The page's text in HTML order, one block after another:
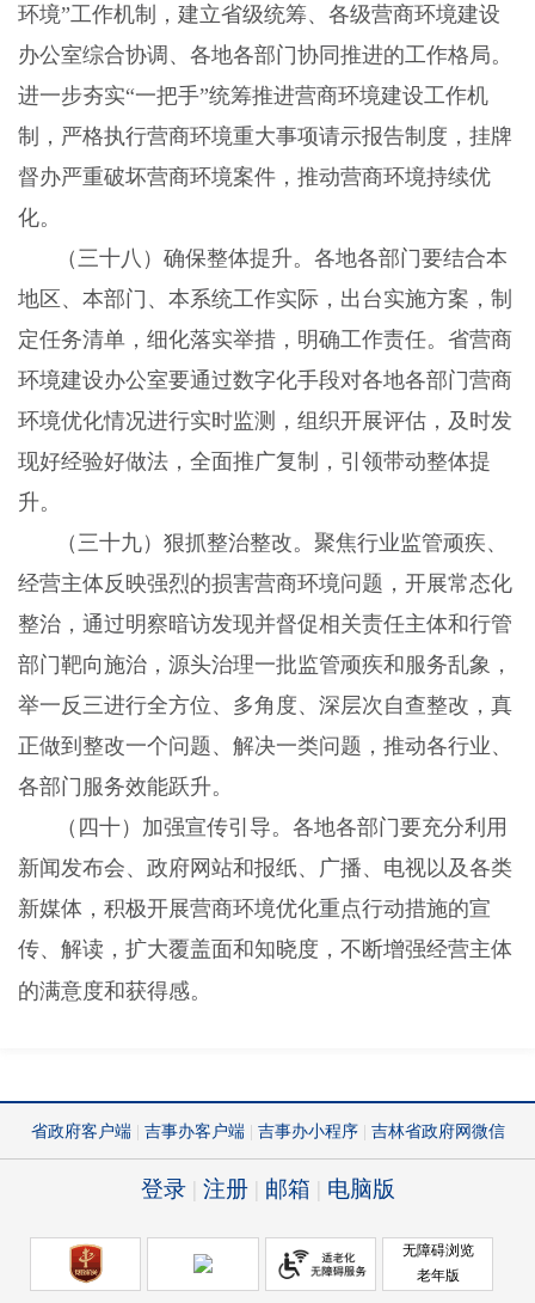
环境”工作机制，建立省级统筹、各级营商环境建设
办公室综合协调、各地各部门协同推进的工作格局。
进一步夯实“一把手”统筹推进营商环境建设工作机
制，严格执行营商环境重大事项请示报告制度，挂牌
督办严重破坏营商环境案件，推动营商环境持续优
化。
（三十八）确保整体提升。 各地各部门要结合本
地区、本部门、本系统工作实际，出台实施方案，制
定任务清单，细化落实举措，明确工作责任。省营商
环境建设办公室要通过数字化手段对各地各部门营商
环境优化情况进行实时监测，组织开展评估，及时发
现好经验好做法，全面推广复制，引领带动整体提
升。
（三十九）狠抓整治整改。 聚焦行业监管顽疾、
经营主体反映强烈的损害营商环境问题，开展常态化
整治，通过明察暗访发现并督促相关责任主体和行管
部门靶向施治，源头治理一批监管顽疾和服务乱象，
举一反三进行全方位、多角度、深层次自查整改，真
正做到整改一个问题、解决一类问题，推动各行业、
各部门服务效能跃升。
（四十）加强宣传引导。 各地各部门要充分利用
新闻发布会、政府网站和报纸、广播、电视以及各类
新媒体，积极开展营商环境优化重点行动措施的宣
传、解读，扩大覆盖面和知晓度，不断增强经营主体
的满意度和获得感。